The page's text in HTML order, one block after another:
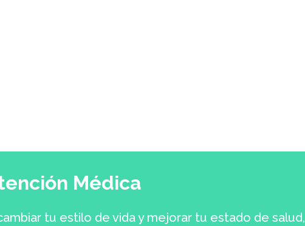
Médica
tu estilo de vida y mejorar tu estado de salud,